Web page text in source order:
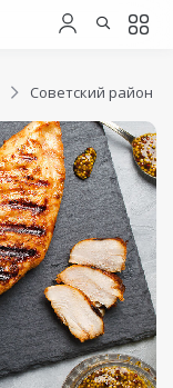
Советский район